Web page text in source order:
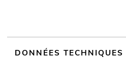
DONNÉES TECHNIQUES